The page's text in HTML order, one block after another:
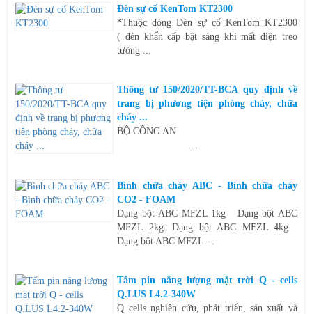
Đèn sự cố KenTom KT2300
*Thuộc dòng Đèn sự cố KenTom KT2300
( đèn khẩn cấp bật sáng khi mất điện treo
tường ...
Thông tư 150/2020/TT-BCA quy định về
trang bị phương tiện phòng cháy, chữa
cháy ...
BỘ CÔNG AN
...
Bình chữa cháy ABC - Bình chữa cháy
CO2 - FOAM
Dạng bột ABC MFZL 1kg Dạng bột ABC
MFZL 2kg: Dạng bột ABC MFZL 4kg
Dạng bột ABC MFZL ...
Tấm pin năng lượng mặt trời Q - cells
Q.LUS L4.2-340W
Q cells nghiên cứu, phát triển, sản xuất và